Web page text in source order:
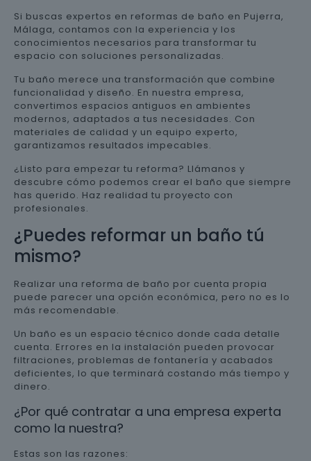
Si buscas expertos en reformas de baño en Pujerra,
Málaga, contamos con la experiencia y los
conocimientos necesarios para transformar tu
espacio con soluciones personalizadas.
Tu baño merece una transformación que combine
funcionalidad y diseño. En nuestra empresa,
convertimos espacios antiguos en ambientes
modernos, adaptados a tus necesidades. Con
materiales de calidad y un equipo experto,
garantizamos resultados impecables.
¿Listo para empezar tu reforma? Llámanos y
descubre cómo podemos crear el baño que siempre
has querido. Haz realidad tu proyecto con
profesionales.
¿Puedes reformar un baño tú
mismo?
Realizar una reforma de baño por cuenta propia
puede parecer una opción económica, pero no es lo
más recomendable.
Un baño es un espacio técnico donde cada detalle
cuenta. Errores en la instalación pueden provocar
filtraciones, problemas de fontanería y acabados
deficientes, lo que terminará costando más tiempo y
dinero.
¿Por qué contratar a una empresa experta
como la nuestra?
Estas son las razones: